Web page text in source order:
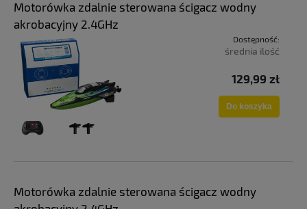
Motorówka zdalnie sterowana ścigacz wodny
akrobacyjny 2.4GHz
Dostępność:
średnia ilość
129,99 zł
Do koszyka
Motorówka zdalnie sterowana ścigacz wodny